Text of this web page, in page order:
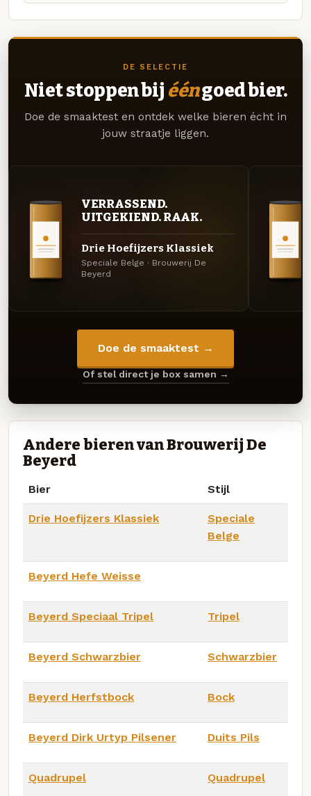
DE SELECTIE
Niet stoppen bij ééngoed bier.
Doe de smaaktest en ontdek welke bieren écht in
jouw straatje liggen.
VERRASSEND.
UITGEKIEND. RAAK.
Drie Hoefijzers Klassiek
Speciale Belge · Brouwerij De
Beyerd
Doe de smaaktest →
Of stel direct je box samen →
Andere bieren van Brouwerij De
Beyerd
Bier Stijl
Drie Hoefijzers Klassiek
Speciale
Belge
Beyerd Hefe Weisse
Beyerd Speciaal Tripel Tripel
Beyerd Schwarzbier Schwarzbier
Beyerd Herfstbock Bock
Beyerd Dirk Urtyp Pilsener Duits Pils
Quadrupel Quadrupel